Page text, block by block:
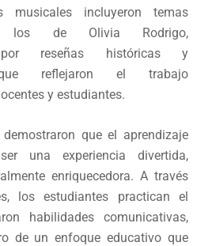
musicales incluyeron temas
los de Olivia Rodrigo,
por reseñas históricas y
que reflejaron el trabajo
y estudiantes.
que el aprendizaje
una experiencia divertida,
enriquecedora. A través
los estudiantes practican el
habilidades comunicativas,
de un enfoque educativo que